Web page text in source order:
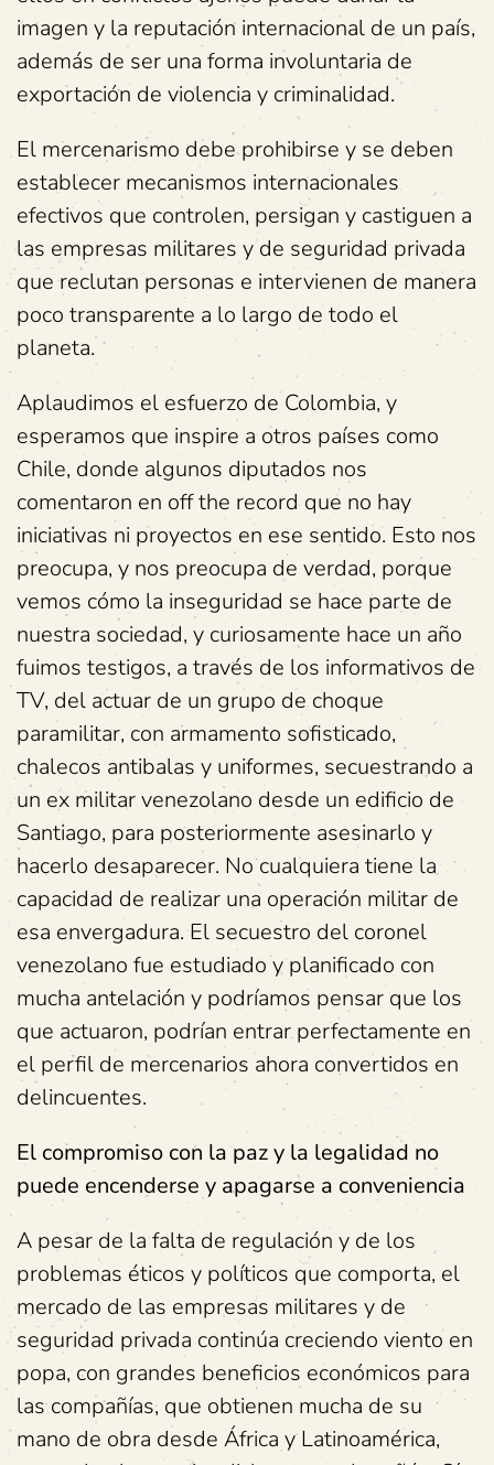
imagen y la reputación internacional de un país,
además de ser una forma involuntaria de
exportación de violencia y criminalidad.
El mercenarismo debe prohibirse y se deben
establecer mecanismos internacionales
efectivos que controlen, persigan y castiguen a
las empresas militares y de seguridad privada
que reclutan personas e intervienen de manera
poco transparente a lo largo de todo el
planeta.
Aplaudimos el esfuerzo de Colombia, y
esperamos que inspire a otros países como
Chile, donde algunos diputados nos
comentaron en off the record que no hay
iniciativas ni proyectos en ese sentido. Esto nos
preocupa, y nos preocupa de verdad, porque
vemos cómo la inseguridad se hace parte de
nuestra sociedad, y curiosamente hace un año
fuimos testigos, a través de los informativos de
TV, del actuar de un grupo de choque
paramilitar, con armamento sofisticado,
chalecos antibalas y uniformes, secuestrando a
un ex militar venezolano desde un edificio de
Santiago, para posteriormente asesinarlo y
hacerlo desaparecer. No cualquiera tiene la
capacidad de realizar una operación militar de
esa envergadura. El secuestro del coronel
venezolano fue estudiado y planificado con
mucha antelación y podríamos pensar que los
que actuaron, podrían entrar perfectamente en
el perfil de mercenarios ahora convertidos en
delincuentes.
El compromiso con la paz y la legalidad no
puede encenderse y apagarse a conveniencia
A pesar de la falta de regulación y de los
problemas éticos y políticos que comporta, el
mercado de las empresas militares y de
seguridad privada continúa creciendo viento en
popa, con grandes beneficios económicos para
las compañías, que obtienen mucha de su
mano de obra desde África y Latinoamérica,